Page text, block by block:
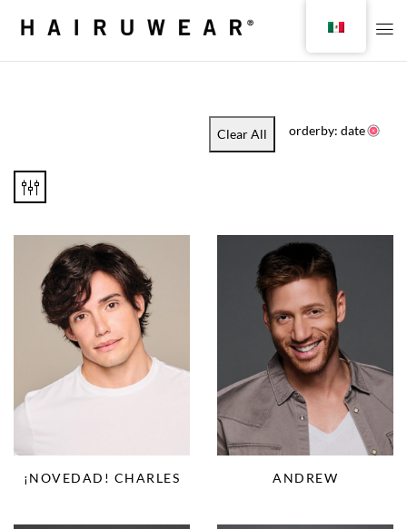
Clear All orderby: date
¡NOVEDAD! CHARLES ANDREW